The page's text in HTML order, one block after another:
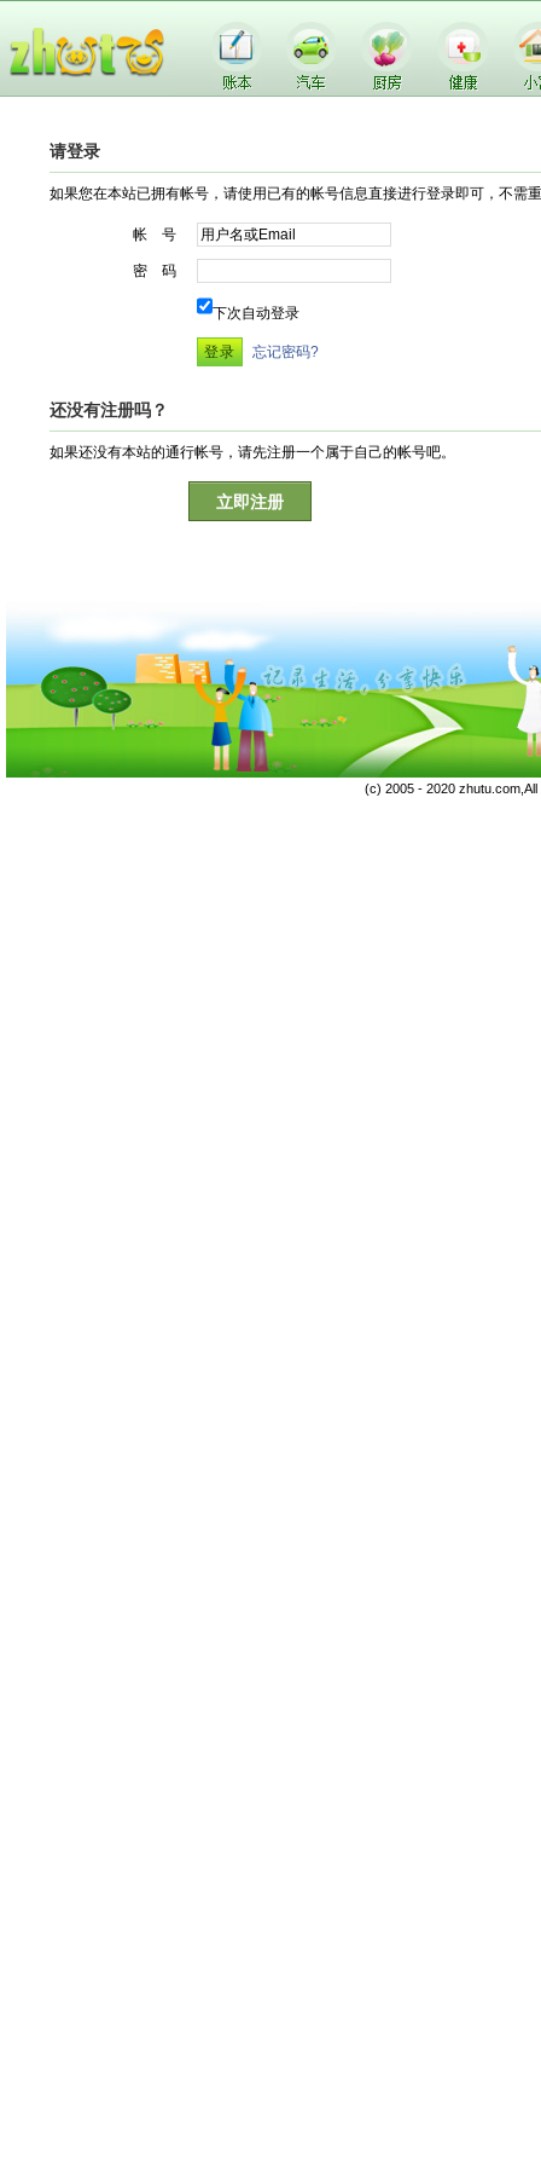
请登录
如果您在本站已拥有帐号，请使用已有的帐号信息直接进行登录即可，不需
帐 号
密 码
下次自动登录
忘记密码?
还没有注册吗？
如果还没有本站的通行帐号，请先注册一个属于自己的帐号吧。
立即注册
(c) 2005 - 2020